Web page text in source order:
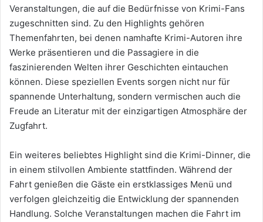
Veranstaltungen, die auf die Bedürfnisse von Krimi-Fans
zugeschnitten sind. Zu den Highlights gehören
Themenfahrten, bei denen namhafte Krimi-Autoren ihre
Werke präsentieren und die Passagiere in die
faszinierenden Welten ihrer Geschichten eintauchen
können. Diese speziellen Events sorgen nicht nur für
spannende Unterhaltung, sondern vermischen auch die
Freude an Literatur mit der einzigartigen Atmosphäre der
Zugfahrt.
Ein weiteres beliebtes Highlight sind die Krimi-Dinner, die
in einem stilvollen Ambiente stattfinden. Während der
Fahrt genießen die Gäste ein erstklassiges Menü und
verfolgen gleichzeitig die Entwicklung der spannenden
Handlung. Solche Veranstaltungen machen die Fahrt im